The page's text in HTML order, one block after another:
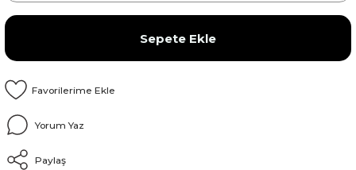
Sepete Ekle
Yorum Yaz
Paylaş